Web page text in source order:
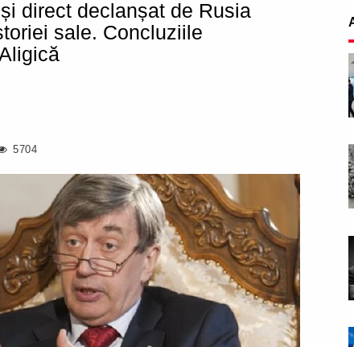
direct declanșat de Rusia
sale. Concluziile
5704